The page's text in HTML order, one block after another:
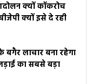
क्यों कॉकरोच
क्यों इसे दे रही
बगैर लाचार बना रहेगा
का सबसे बड़ा